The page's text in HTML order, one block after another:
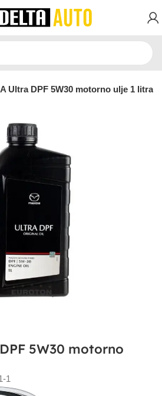
Ultra DPF 5W30 motorno ulje 1 litra
5W30 motorno
1